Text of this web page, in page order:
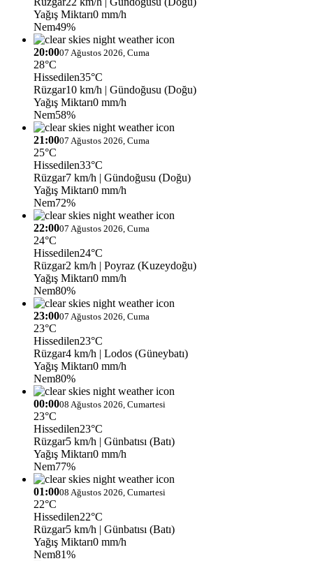
Yağış Miktarı0 mm/h
Nem49%
20:0007 Ağustos 2026, Cuma
28°C
Hissedilen35°C
Rüzgar10 km/h | Gündoğusu (Doğu)
Yağış Miktarı0 mm/h
Nem58%
21:0007 Ağustos 2026, Cuma
25°C
Hissedilen33°C
Rüzgar7 km/h | Gündoğusu (Doğu)
Yağış Miktarı0 mm/h
Nem72%
22:0007 Ağustos 2026, Cuma
24°C
Hissedilen24°C
Rüzgar2 km/h | Poyraz (Kuzeydoğu)
Yağış Miktarı0 mm/h
Nem80%
23:0007 Ağustos 2026, Cuma
23°C
Hissedilen23°C
Rüzgar4 km/h | Lodos (Güneybatı)
Yağış Miktarı0 mm/h
Nem80%
00:0008 Ağustos 2026, Cumartesi
23°C
Hissedilen23°C
Rüzgar5 km/h | Günbatısı (Batı)
Yağış Miktarı0 mm/h
Nem77%
01:0008 Ağustos 2026, Cumartesi
22°C
Hissedilen22°C
Rüzgar5 km/h | Günbatısı (Batı)
Yağış Miktarı0 mm/h
Nem81%